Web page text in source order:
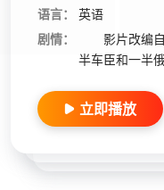
语言：
英语
剧情：
影片改编自
半车臣和一半
立即播放